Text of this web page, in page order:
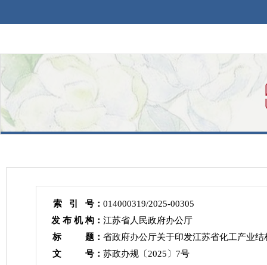
索 引 号： 014000319/2025-00305
发 布 机 构： 江苏省人民政府办公厅
标 题： 省政府办公厅关于印发江苏省化工产业
文 号： 苏政办规〔2025〕7号